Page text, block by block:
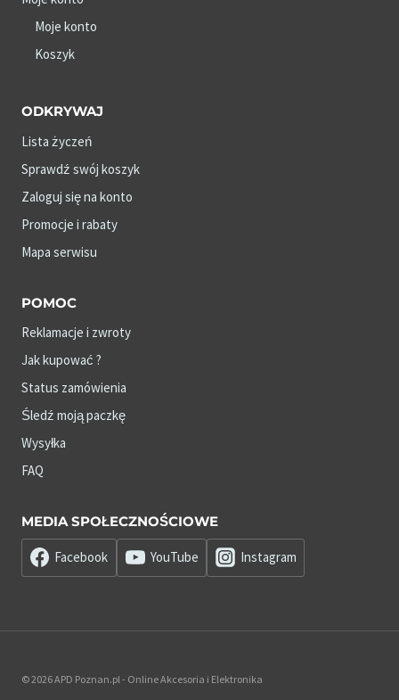
Moje konto
Koszyk
ODKRYWAJ
Lista życzeń
Sprawdź swój koszyk
Zaloguj się na konto
Promocje i rabaty
Mapa serwisu
POMOC
Reklamacje i zwroty
Jak kupować ?
Status zamówienia
Śledź moją paczkę
Wysyłka
FAQ
MEDIA SPOŁECZNOŚCIOWE
Facebook YouTube Instagram
© 2026 APD Poznan.pl - Online Akcesoria i Elektronika